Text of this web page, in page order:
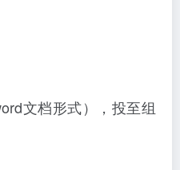
文档形式），投至组